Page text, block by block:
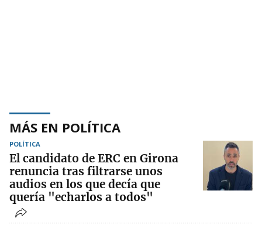
MÁS EN POLÍTICA
POLÍTICA
El candidato de ERC en Girona
renuncia tras filtrarse unos
audios en los que decía que
quería "echarlos a todos"